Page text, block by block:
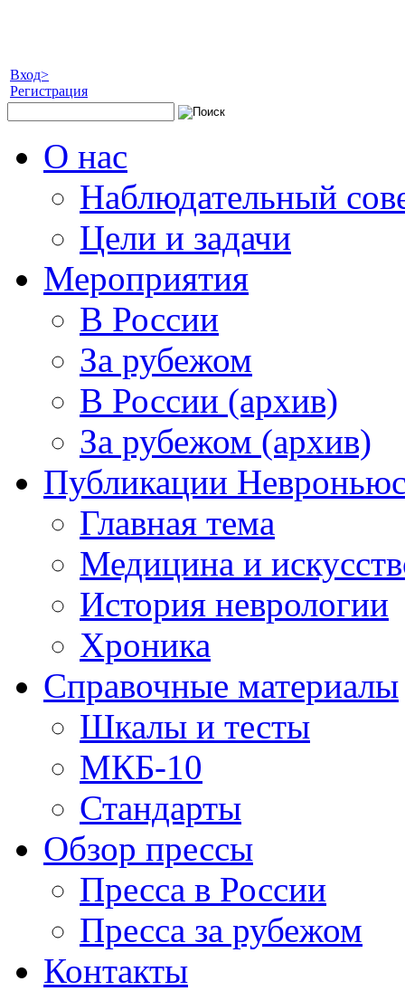
Вход>
Регистрация
О нас
Наблюдательный
Цели и задачи
Мероприятия
В России
За рубежом
В России (архив)
За рубежом (архив)
Публикации
Главная тема
Медицина и
История неврологии
Хроника
Справочные материалы
Шкалы и тесты
МКБ-10
Стандарты
Обзор прессы
Пресса в России
Пресса за рубежом
Контакты